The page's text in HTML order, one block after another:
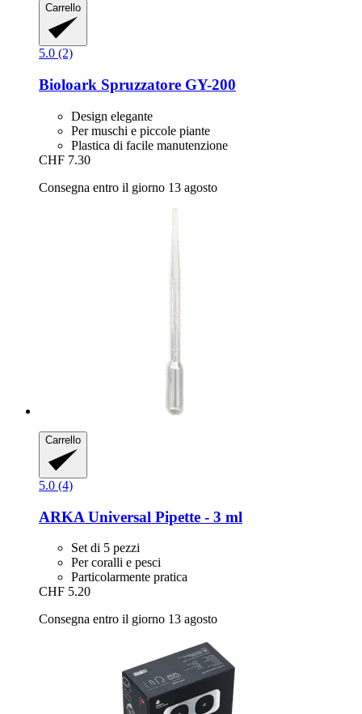
Carrello
5.0 (2)
Bioloark Spruzzatore GY-​200
Design elegante
Per muschi e piccole piante
Plastica di facile manutenzione
CHF 7.30
Consegna entro il giorno 13 agosto
Carrello
5.0 (4)
ARKA Universal Pipette -​ 3 ml
Set di 5 pezzi
Per coralli e pesci
Particolarmente pratica
CHF 5.20
Consegna entro il giorno 13 agosto